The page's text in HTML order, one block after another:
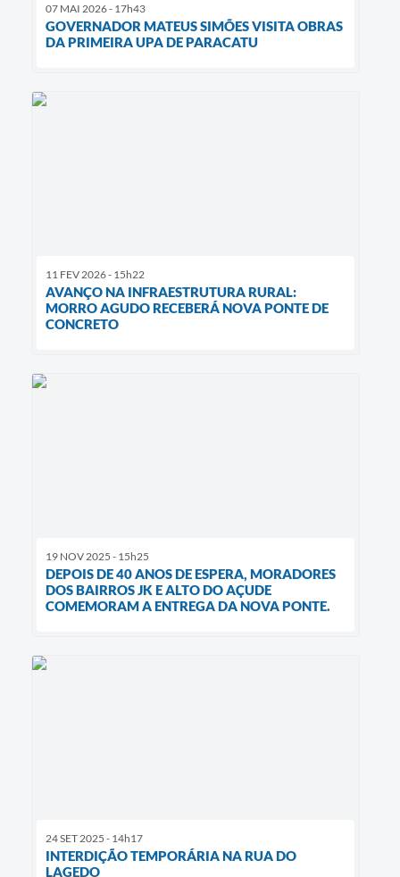
07 MAI 2026 - 17h43
GOVERNADOR MATEUS SIMÕES VISITA OBRAS
DA PRIMEIRA UPA DE PARACATU
11 FEV 2026 - 15h22
AVANÇO NA INFRAESTRUTURA RURAL:
MORRO AGUDO RECEBERÁ NOVA PONTE DE
CONCRETO
19 NOV 2025 - 15h25
DEPOIS DE 40 ANOS DE ESPERA, MORADORES
DOS BAIRROS JK E ALTO DO AÇUDE
COMEMORAM A ENTREGA DA NOVA PONTE.
24 SET 2025 - 14h17
INTERDIÇÃO TEMPORÁRIA NA RUA DO
LAGEDO